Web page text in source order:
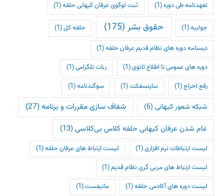
تعهدنامه طی دوره(1) ثبت لوگوی عرفان کیهانی حلقه(1)
جوابیه(1) حقوق بشر (175) حلقه کل(1)
درسنامه دوره های نظام قدیم عرفان حلقه(1)
دوره های عمومی تا اطلاع ثانوی(1) ربات تلگرامی(1)
رفع اخراج(1) ساینسفکت(1) سوگندنامه(1)
شبکه شعور کیهانی(6) شفاف سازی مقررات و برنامه(27)
عام شدن عرفان کیهانی حلقه کلاس بی‌کلاسی (13)
لیست ارتباطات نرم افزاری(1) لیست ارتباط های عرفان حلقه(1)
لیست ارتباط های مربی گری نظام قدیم(1)
لیست دوره های آکادمی حلقه(1) مانیفست(1)